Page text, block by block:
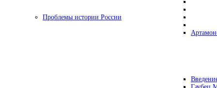
Проблемы истории России